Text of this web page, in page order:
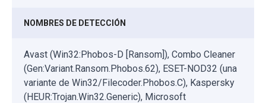
NOMBRES DE DETECCIÓN
Avast (Win32:Phobos-D [Ransom]), Combo Cleaner
(Gen:Variant.Ransom.Phobos.62), ESET-NOD32 (una
variante de Win32/Filecoder.Phobos.C), Kaspersky
(HEUR:Trojan.Win32.Generic), Microsoft